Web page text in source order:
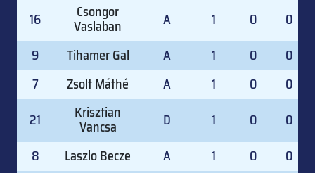
16
Csongor
Vaslaban A 1 0
0
9
Tihamer Gal A 1 0
0
7
Zsolt Máthé A 1 0
0
21
Krisztian
Vancsa D 1 0
0
8
Laszlo Becze A 1 0
0